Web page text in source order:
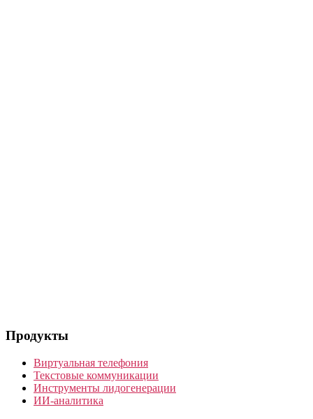
Продукты
Виртуальная телефония
Текстовые коммуникации
Инструменты лидогенерации
ИИ-аналитика